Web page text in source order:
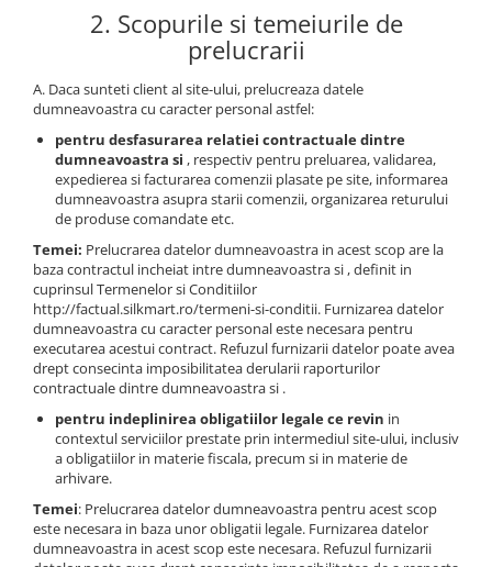
2. Scopurile si temeiurile de
prelucrarii
A. Daca sunteti client al site-ului, prelucreaza datele
dumneavoastra cu caracter personal astfel:
pentru desfasurarea relatiei contractuale dintre
dumneavoastra si , respectiv pentru preluarea, validarea,
expedierea si facturarea comenzii plasate pe site, informarea
dumneavoastra asupra starii comenzii, organizarea returului
de produse comandate etc.
Temei: Prelucrarea datelor dumneavoastra in acest scop are la
baza contractul incheiat intre dumneavoastra si , definit in
cuprinsul Termenelor si Conditiilor
http://factual.silkmart.ro/termeni-si-conditii. Furnizarea datelor
dumneavoastra cu caracter personal este necesara pentru
executarea acestui contract. Refuzul furnizarii datelor poate avea
drept consecinta imposibilitatea derularii raporturilor
contractuale dintre dumneavoastra si .
pentru indeplinirea obligatiilor legale ce revin in
contextul serviciilor prestate prin intermediul site-ului, inclusiv
a obligatiilor in materie fiscala, precum si in materie de
arhivare.
Temei: Prelucrarea datelor dumneavoastra pentru acest scop
este necesara in baza unor obligatii legale. Furnizarea datelor
dumneavoastra in acest scop este necesara. Refuzul furnizarii